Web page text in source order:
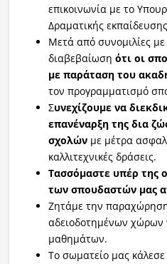
επικοινωνία με το
Δραματικής
Μετά από συνομιλίες
διαβεβαίωση ότι οι
με παράταση του
τον προγραμματισμό
Συνεχίζουμε να
επανέναρξη της δια
σχολώνμε μέτρα
καλλιτεχνικές δράσεις.
Τασσόμαστε υπέρ της
των σπουδαστών μας
Ζητάμε την
αδειοδοτημένων χώρων
μαθημάτων.
Το σωματείο μας